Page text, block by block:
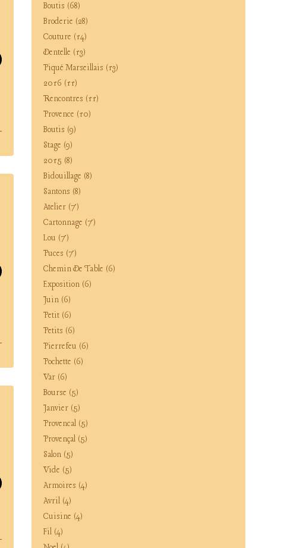
Boutis (68)
Broderie (28)
Couture (14)
Dentelle (13)
Piqué Marseillais (13)
2016 (11)
Rencontres (11)
Provence (10)
Boutis (9)
Stage (9)
2015 (8)
Bidouillage (8)
Santons (8)
Atelier (7)
Cartonnage (7)
Lou (7)
Puces (7)
Chemin De Table (6)
Exposition (6)
Juin (6)
Petit (6)
Petits (6)
Pierrefeu (6)
Pochette (6)
Var (6)
Bourse (5)
Janvier (5)
Provencal (5)
Provençal (5)
Salon (5)
Vide (5)
Armoires (4)
Avril (4)
Cuisine (4)
Fil (4)